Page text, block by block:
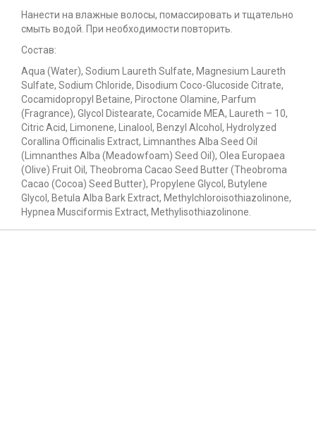
Нанести на влажные волосы, помассировать и тщательно
смыть водой. При необходимости повторить.
Состав:
Aqua (Water), Sodium Laureth Sulfate, Magnesium Laureth
Sulfate, Sodium Chloride, Disodium Coco-Glucoside Citrate,
Cocamidopropyl Betaine, Piroctone Olamine, Parfum
(Fragrance), Glycol Distearate, Cocamide MEA, Laureth – 10,
Citric Acid, Limonene, Linalool, Benzyl Alcohol, Hydrolyzed
Corallina Officinalis Extract, Limnanthes Alba Seed Oil
(Limnanthes Alba (Meadowfoam) Seed Oil), Olea Europaea
(Olive) Fruit Oil, Theobroma Cacao Seed Butter (Theobroma
Cacao (Cocoa) Seed Butter), Propylene Glycol, Butylene
Glycol, Betula Alba Bark Extract, Methylchloroisothiazolinone,
Hypnea Musciformis Extract, Methylisothiazolinone.